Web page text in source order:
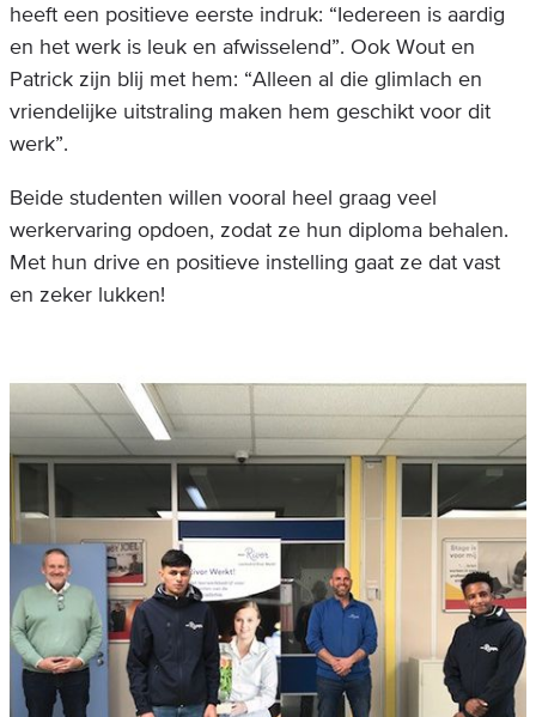
heeft een positieve eerste indruk: “Iedereen is aardig
en het werk is leuk en afwisselend”. Ook Wout en
Patrick zijn blij met hem: “Alleen al die glimlach en
vriendelijke uitstraling maken hem geschikt voor dit
werk”.
Beide studenten willen vooral heel graag veel
werkervaring opdoen, zodat ze hun diploma behalen.
Met hun drive en positieve instelling gaat ze dat vast
en zeker lukken!